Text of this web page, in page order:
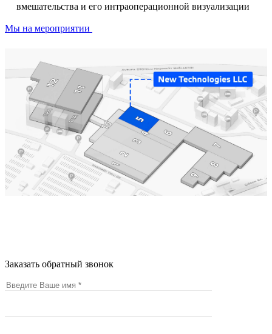
вмешательства и его интраоперационной визуализации
Мы на мероприятии
Заказать обратный звонок